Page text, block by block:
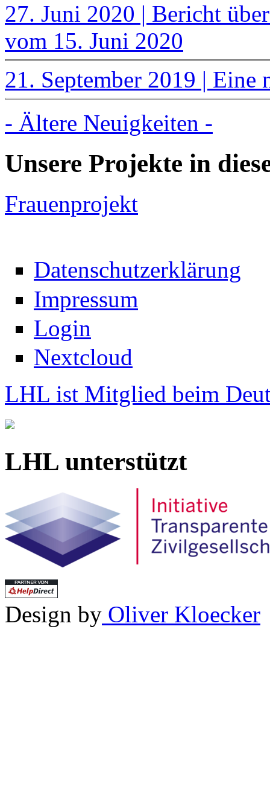
27. Juni 2020 | Bericht
vom 15. Juni 2020
21. September 2019 |
- Ältere Neuigkeiten -
Unsere Projekte in
Frauenprojekt
Datenschutzerklärung
Impressum
Login
Nextcloud
LHL ist Mitglied beim
LHL unterstützt
Design by Oliver Kloecker